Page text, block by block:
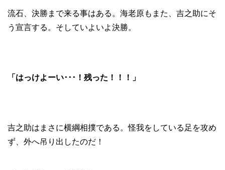
流石、決勝まで来る事はある。海老原もまた、吉之助にそ
う宣言する。そしていよいよ決勝。
「はっけよーい･･･！残った！！！」
吉之助はまさに横綱相撲である。怪我をしている足を攻め
ず、外へ吊り出したのだ！